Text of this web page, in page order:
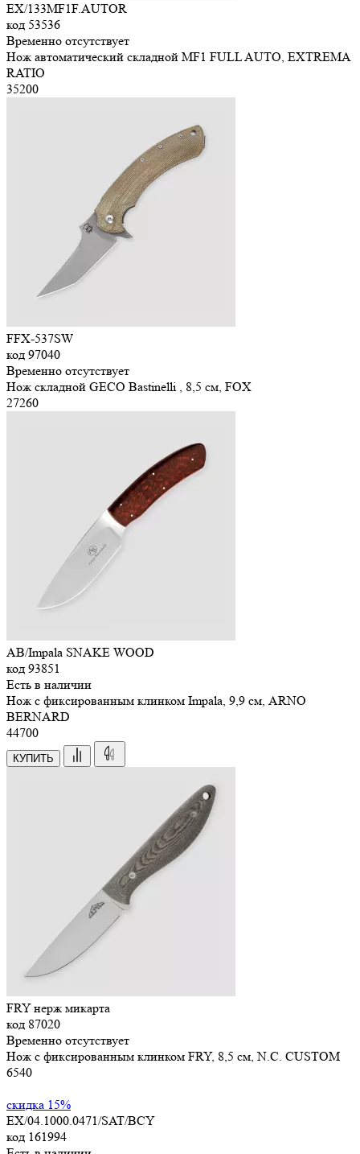
EX/133MF1F.AUTOR
код 53536
Временно отсутствует
Нож автоматический складной MF1 FULL AUTO, EXTREMA
RATIO
35200
FFX-537SW
код 97040
Временно отсутствует
Нож складной GECO Bastinelli , 8,5 см, FOX
27260
AB/Impala SNAKE WOOD
код 93851
Есть в наличии
Нож с фиксированным клинком Impala, 9,9 см, ARNO
BERNARD
44700
КУПИТЬ
FRY нерж микарта
код 87020
Временно отсутствует
Нож с фиксированным клинком FRY, 8,5 см, N.C. CUSTOM
6540
скидка 15%
EX/04.1000.0471/SAT/BCY
код 161994